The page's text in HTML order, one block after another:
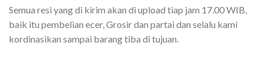
Semua resi yang di kirim akan di upload tiap jam 17.00 WIB,
baik itu pembelian ecer, Grosir dan partai dan selalu kami
kordinasikan sampai barang tiba di tujuan.